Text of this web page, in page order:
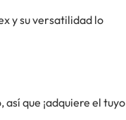
y su versatilidad lo
que ¡adquiere el tuyo